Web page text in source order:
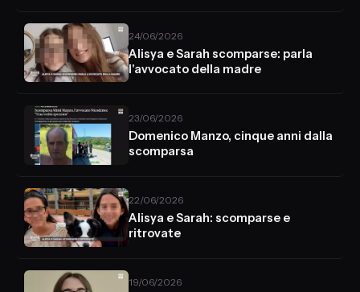
24/06/2026
Alisya e Sarah scomparse: parla
l'avvocato della madre
23/06/2026
Domenico Manzo, cinque anni dalla
scomparsa
22/06/2026
Alisya e Sarah: scomparse e
ritrovate
19/06/2026